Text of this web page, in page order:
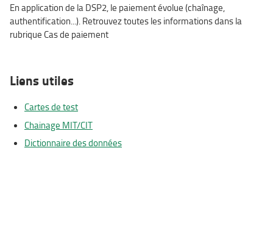
En application de la DSP2, le paiement évolue (chaînage,
authentification...). Retrouvez toutes les informations dans la
rubrique Cas de paiement
Liens utiles
Cartes de test
Chainage MIT/CIT
Dictionnaire des données